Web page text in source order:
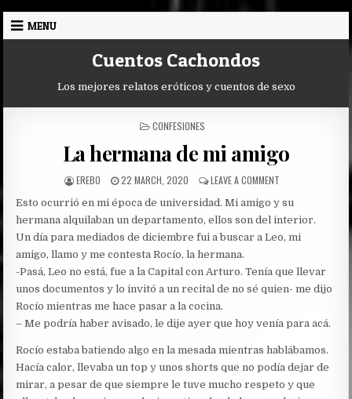
Skip
MENU
Cuentos Cachondos
Los mejores relatos eróticos y cuentos de sexo
POSTED
CONFESIONES
La hermana de mi amigo
AUTHOR:
EREBO
PUBLISHED
22 MARCH, 2020 LEAVE A COMMENT
HERMANA
DE
MI
AMIGO
Esto ocurrió en mi época de universidad. Mi amigo y su
hermana alquilaban un departamento, ellos son del interior.
Un día para mediados de diciembre fui a buscar a Leo, mi
amigo, llamo y me contesta Rocío, la hermana.
-Pasá, Leo no está, fue a la Capital con Arturo. Tenía que llevar
unos documentos y lo invitó a un recital de no sé quien- me dijo
Rocío mientras me hace pasar a la cocina.
– Me podría haber avisado, le dije ayer que hoy venía para acá.
Rocío estaba batiendo algo en la mesada mientras hablábamos.
Hacía calor, llevaba un top y unos shorts que no podía dejar de
mirar, a pesar de que siempre le tuve mucho respeto y que